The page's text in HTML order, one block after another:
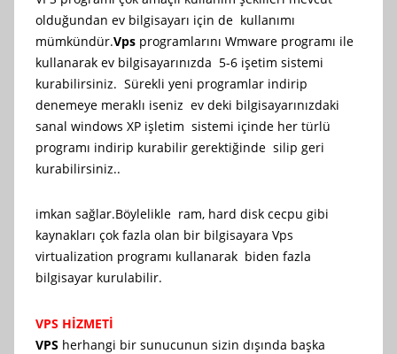
olduğundan ev bilgisayarı için de kullanımı
mümkündür.Vps programlarını Wmware programı ile
kullanarak ev bilgisayarınızda 5-6 işetim sistemi
kurabilirsiniz. Sürekli yeni programlar indirip
denemeye meraklı iseniz ev deki bilgisayarınızdaki
sanal windows XP işletim sistemi içinde her türlü
programı indirip kurabilir gerektiğinde silip geri
kurabilirsiniz..
imkan sağlar.Böylelikle ram, hard disk cecpu gibi
kaynakları çok fazla olan bir bilgisayara Vps
virtualization programı kullanarak biden fazla
bilgisayar kurulabilir.
VPS HİZMETİ
VPS herhangi bir sunucunun sizin dışında başka